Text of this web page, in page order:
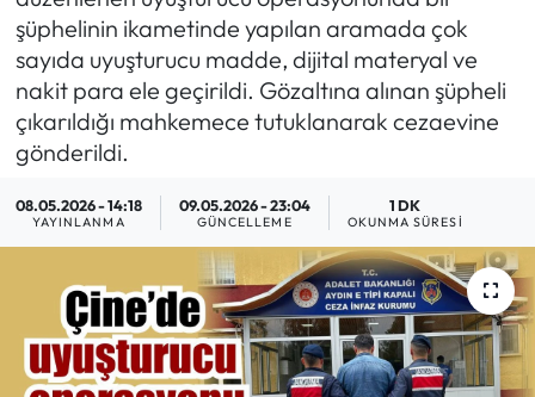
şüphelinin ikametinde yapılan aramada çok
sayıda uyuşturucu madde, dijital materyal ve
nakit para ele geçirildi. Gözaltına alınan şüpheli
çıkarıldığı mahkemece tutuklanarak cezaevine
gönderildi.
08.05.2026 - 14:18
YAYINLANMA
09.05.2026 - 23:04
GÜNCELLEME
1 DK
OKUNMA SÜRESI
MAGAZİN
SAĞLIK
SİYASET
SPOR
TARIM
TURİZM